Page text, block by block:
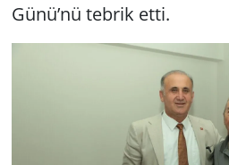
Günü’nü tebrik etti.